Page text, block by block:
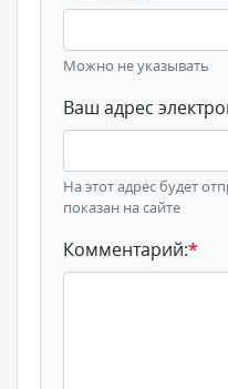
Можно не указывать
Ваш адрес
На этот адрес будет
показан на сайте
Комментарий:*